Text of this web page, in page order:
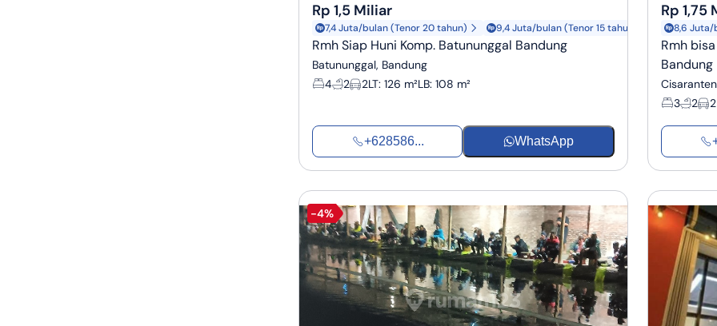
Rp 1,5 Miliar
7,4 Juta/bulan (Tenor 20 tahun) 9,4 Juta/bulan (Tenor 15 tahun)
Rmh Siap Huni Komp. Batununggal Bandung
Batununggal, Bandung
4
2 2LT: 126 m²LB: 108 m²
+628586... WhatsApp
Rp 1,75
8,6 Juta/
Rmh
Bandung
3
2 2
-4%